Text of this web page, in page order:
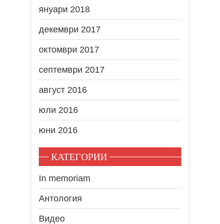
януари 2018
декември 2017
октомври 2017
септември 2017
август 2016
юли 2016
юни 2016
КАТЕГОРИИ
In memoriam
Антология
Видео